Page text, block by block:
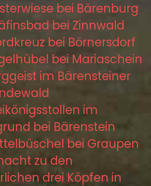
bei Bärenburg
bei Zinnwald
bei Börnersdorf
bei Mariaschein
im Bärensteiner
im
bei Bärenstein
bei Graupen
zu den
drei Köpfen in